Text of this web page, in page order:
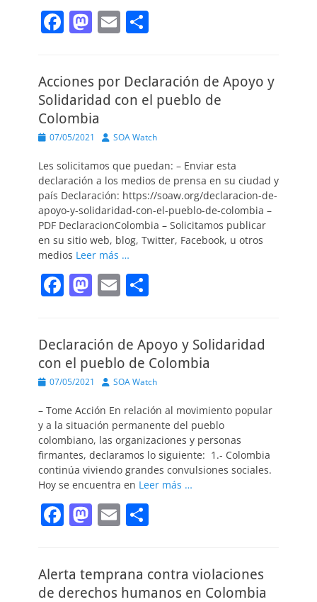
F
e
b
o
o
k
M
o
d
o
n
E
l p
ar
tir
Acciones por Declaración de Apoyo y
Solidaridad con el pueblo de
Colombia
Publicado
07/05/2021 AutorSOA Watch
Les solicitamos que puedan: – Enviar esta
declaración a los medios de prensa en su ciudad y
país Declaración: https://soaw.org/declaracion-de-
apoyo-y-solidaridad-con-el-pueblo-de-colombia –
PDF DeclaracionColombia – Solicitamos publicar
en su sitio web, blog, Twitter, Facebook, u otros
medios Leer más …
F
e
b
o
k
M
o
d
o
n
E
l p
ar
tir
Declaración de Apoyo y Solidaridad
con el pueblo de Colombia
Publicado
07/05/2021 AutorSOA Watch
– Tome Acción En relación al movimiento popular
y a la situación permanente del pueblo
colombiano, las organizaciones y personas
firmantes, declaramos lo siguiente: 1.- Colombia
continúa viviendo grandes convulsiones sociales.
Hoy se encuentra en Leer más …
F
e
M
o
E
l p
Alerta temprana contra violaciones
de derechos humanos en Colombia